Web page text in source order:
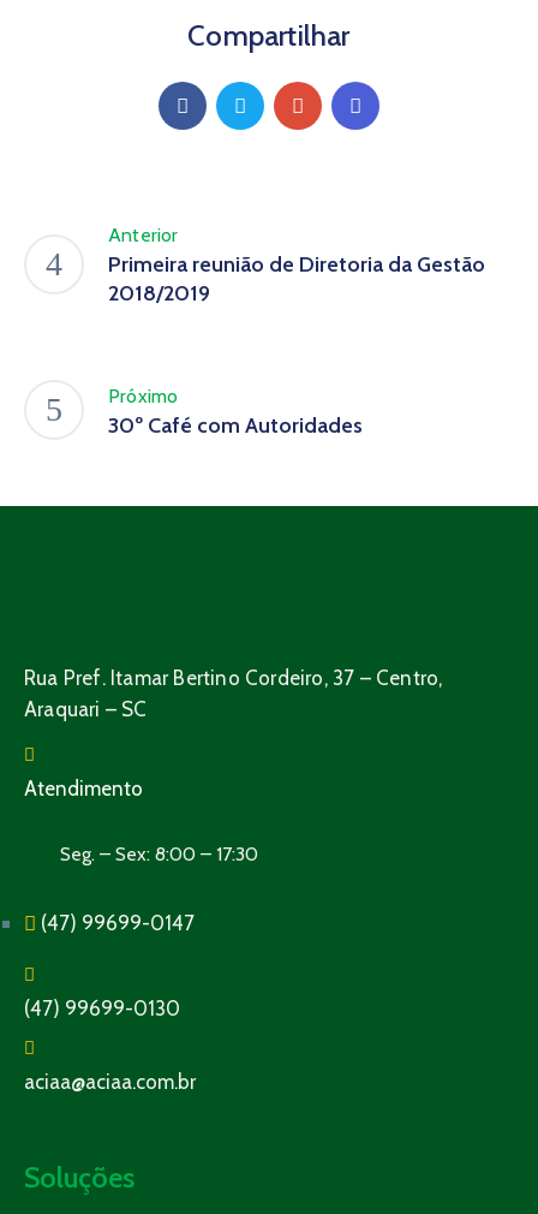
Compartilhar
Anterior
Primeira reunião de Diretoria da Gestão
2018/2019
Próximo
30º Café com Autoridades
Rua Pref. Itamar Bertino Cordeiro, 37 – Centro,
Araquari – SC
Atendimento
Seg. – Sex: 8:00 – 17:30
(47) 99699-0147
(47) 99699-0130
aciaa@aciaa.com.br
Soluções